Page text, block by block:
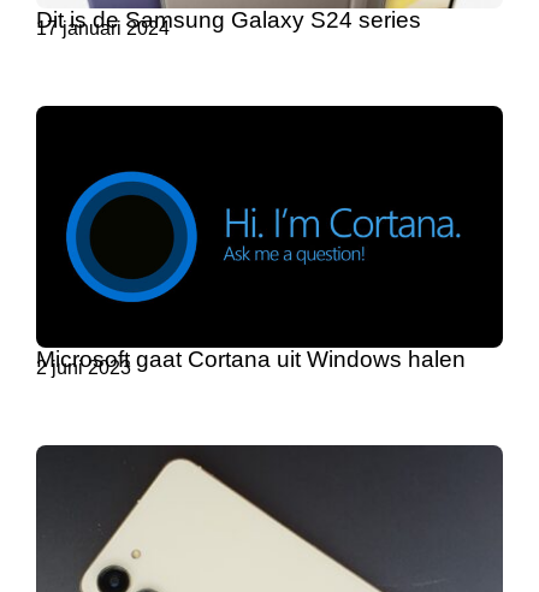
Dit is de Samsung Galaxy S24 series
17 januari 2024
Microsoft gaat Cortana uit Windows halen
2 juni 2023